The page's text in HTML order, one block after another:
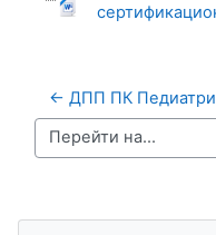
← ДПП ПК
Перейти на...